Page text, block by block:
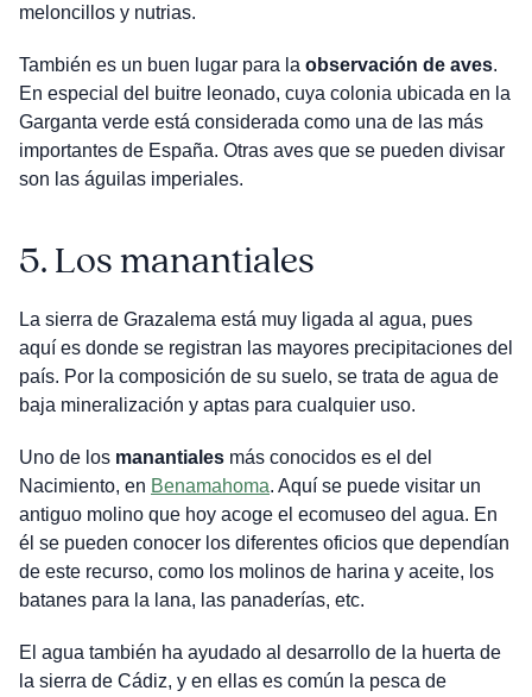
meloncillos y nutrias.
También es un buen lugar para la observación de aves.
En especial del buitre leonado, cuya colonia ubicada en la
Garganta verde está considerada como una de las más
importantes de España. Otras aves que se pueden divisar
son las águilas imperiales.
5.Los manantiales
La sierra de Grazalema está muy ligada al agua, pues
aquí es donde se registran las mayores precipitaciones del
país. Por la composición de su suelo, se trata de agua de
baja mineralización y aptas para cualquier uso.
Uno de los manantialesmás conocidos es el del
Nacimiento, en Benamahoma. Aquí se puede visitar un
antiguo molino que hoy acoge el ecomuseo del agua. En
él se pueden conocer los diferentes oficios que dependían
de este recurso, como los molinos de harina y aceite, los
batanes para la lana, las panaderías, etc.
El agua también ha ayudado al desarrollo de la huerta de
la sierra de Cádiz, y en ellas es común la pesca de